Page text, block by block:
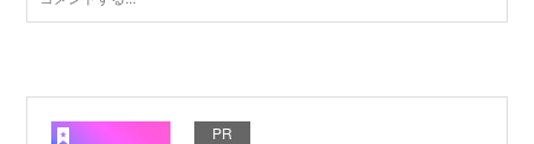
PR